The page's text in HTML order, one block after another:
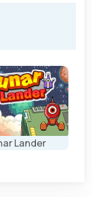
Lander